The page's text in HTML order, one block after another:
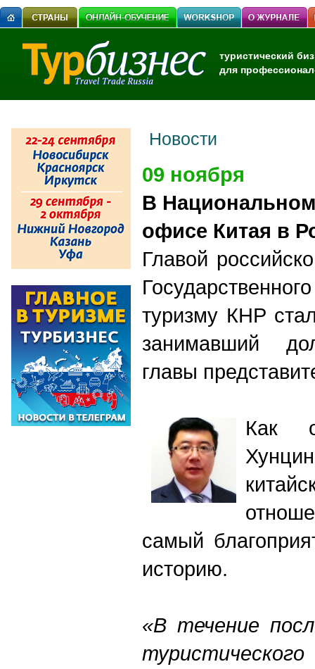
туристический
для
Новости
09 ноября
В
офисе Китая в
Главой
туризму КНР
занимавший
главы
Как
самый
историю.
«В течение